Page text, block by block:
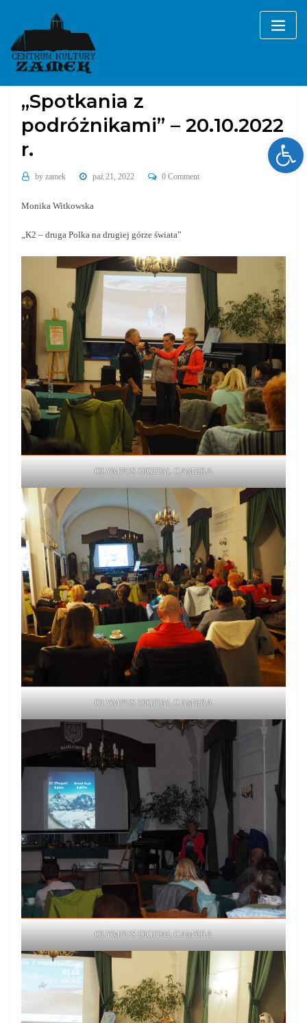
content
Galerie wydarzenia cykliczne
„Spotkania z
podróżnikami” – 20.10.2022
r.
by zamek paź 21, 2022 0 Comment
Monika Witkowska
„K2 – druga Polka na drugiej górze świata”
OLYMPUS DIGITAL CAMERA
OLYMPUS DIGITAL CAMERA
OLYMPUS DIGITAL CAMERA